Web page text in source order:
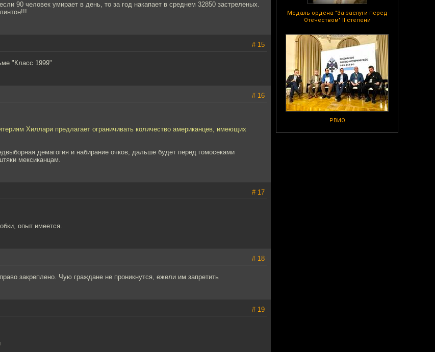
Медаль ордена "За заслуги перед
Отечеством" II степени
РВИО
90 человек умирает в день, то за год накапает в среднем 32850 застреленых.
# 15
"Класс 1999"
# 16
Хиллари предлагает ограничивать количество американцев, имеющих
демагогия и набирание очков, дальше будет перед гомосеками
мексиканцам.
# 17
опыт имеется.
# 18
закреплено. Чую граждане не проникнутся, ежели им запретить
# 19